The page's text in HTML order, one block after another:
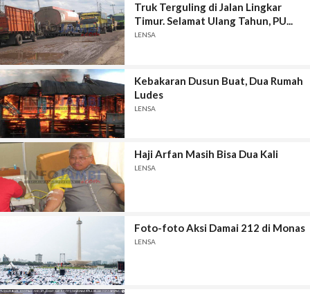
Truk Terguling di Jalan Lingkar
Timur. Selamat Ulang Tahun, PU...
LENSA
Kebakaran Dusun Buat, Dua Rumah
Ludes
LENSA
Haji Arfan Masih Bisa Dua Kali
LENSA
Foto-foto Aksi Damai 212 di Monas
LENSA